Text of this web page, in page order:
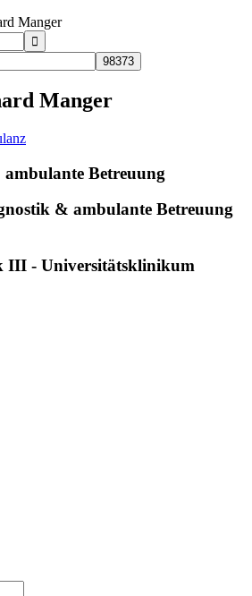
Manger
Manger
Betreuung
& ambulante Betreuung
III - Universitätsklinikum